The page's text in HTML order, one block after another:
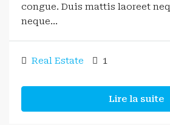
congue. Duis mattis laoreet
neque...
Real Estate 1
Lire la suite